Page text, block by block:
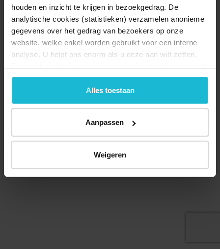
houden en inzicht te krijgen in bezoekgedrag. De
analytische cookies (statistieken) verzamelen anonieme
gegevens over het gedrag van bezoekers op onze
website, welke enkel worden gebruikt voor een interne
analyse. U helpt ons enorm als u deze aan wilt zetten.
geen commerciële doelstelling. U kunt deze cookies via
de knoppen accepteren, beheren of weigeren.
Alles toestaan
Aanpassen
Weigeren
© 2026 Stichting Forten Nederland
Over ons
Doneer nu Disclaimer
Contact
Forten.nl wordt ondersteund door de